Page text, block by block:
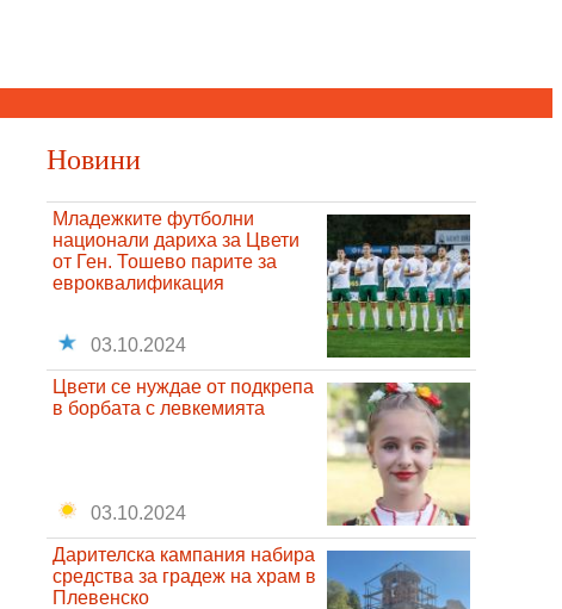
Новини
Младежките футболни
национали дариха за Цвети
от Ген. Тошево парите за
евроквалификация
03.10.2024
Цвети се нуждае от подкрепа
в борбата с левкемията
03.10.2024
Дарителска кампания набира
средства за градеж на храм в
Плевенско